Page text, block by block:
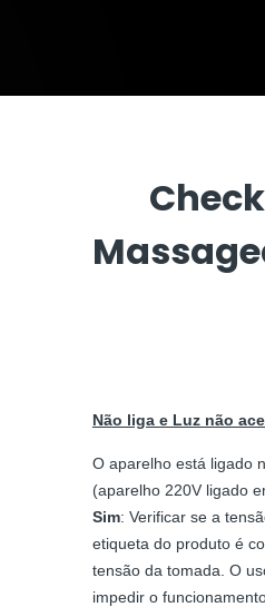
Não liga e Luz não
O aparelho está ligado
(aparelho 220V ligado
Sim: Verificar se a
etiqueta do produto é
tensão da tomada. O
impedir o